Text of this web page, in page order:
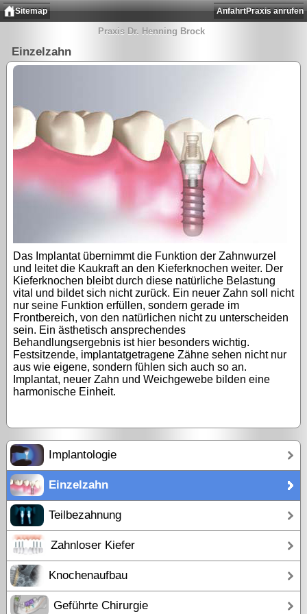
Sitemap Praxis anrufen
Anfahrt
Praxis Dr. Henning Brock
Einzelzahn
Das Implantat übernimmt die Funktion der Zahnwurzel
und leitet die Kaukraft an den Kieferknochen weiter. Der
Kieferknochen bleibt durch diese natürliche Belastung
vital und bildet sich nicht zurück. Ein neuer Zahn soll nicht
nur seine Funktion erfüllen, sondern gerade im
Frontbereich, von den natürlichen nicht zu unterscheiden
sein. Ein ästhetisch ansprechendes
Behandlungsergebnis ist hier besonders wichtig.
Festsitzende, implantatgetragene Zähne sehen nicht nur
aus wie eigene, sondern fühlen sich auch so an.
Implantat, neuer Zahn und Weichgewebe bilden eine
harmonische Einheit.
Implantologie
Einzelzahn
Teilbezahnung
Zahnloser Kiefer
Knochenaufbau
Geführte Chirurgie